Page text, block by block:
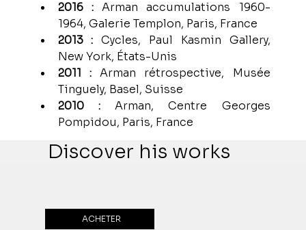
2016 : Arman accumulations 1960-
1964, Galerie Templon, Paris, France
2013 : Cycles, Paul Kasmin Gallery,
New York, États-Unis
2011 : Arman rétrospective, Musée
Tinguely, Basel, Suisse
2010 : Arman, Centre Georges
Pompidou, Paris, France
Discover his works
ACHETER